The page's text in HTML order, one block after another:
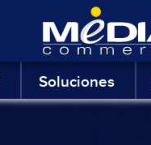
Soluciones